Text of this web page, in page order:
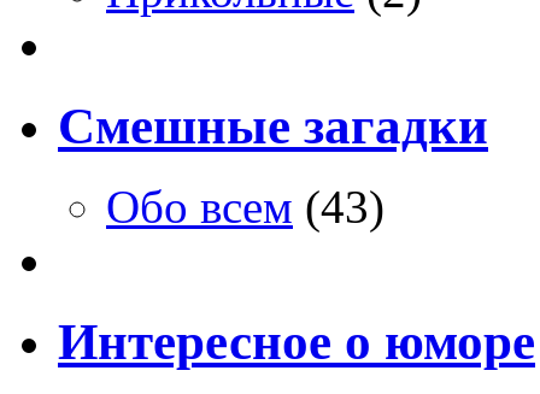
Смешные загадки
Обо всем (43)
Интересное о юморе